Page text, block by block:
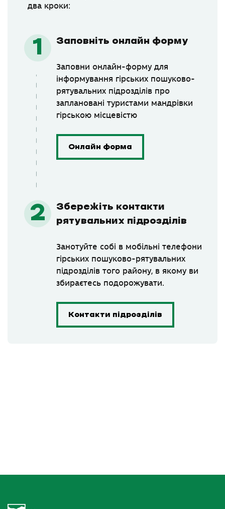
два кроки:
Заповніть онлайн форму
Заповни онлайн-форму для
інформування гірських пошуково-
рятувальних підрозділів про
заплановані туристами мандрівки
гірською місцевістю
Онлайн форма
Збережіть контакти
рятувальних підрозділів
Занотуйте собі в мобільні телефони
гірських пошуково-рятувальних
підрозділів того району, в якому ви
збираєтесь подорожувати.
Контакти підрозділів